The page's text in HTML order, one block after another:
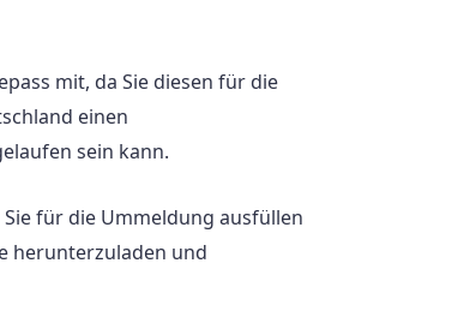
mit, da Sie diesen für die
einen
sein kann.
für die Ummeldung ausfüllen
herunterzuladen und